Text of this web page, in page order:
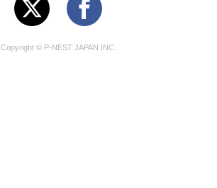
Copyright © P-NEST JAPAN INC.